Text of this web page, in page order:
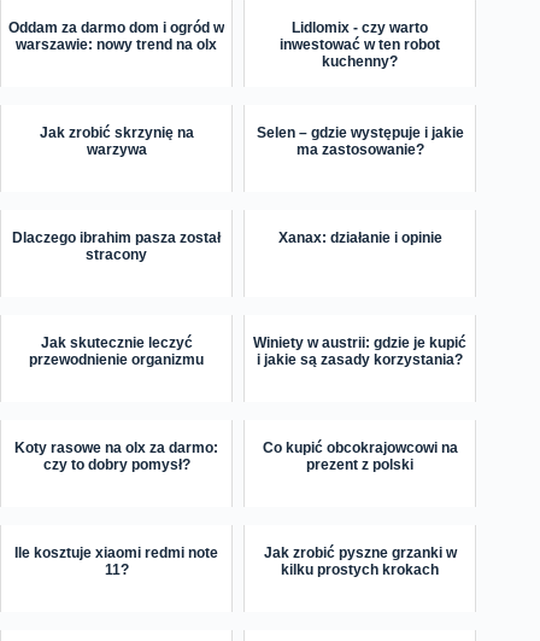
Oddam za darmo dom i ogród w
warszawie: nowy trend na olx
Lidlomix - czy warto
inwestować w ten robot
kuchenny?
Jak zrobić skrzynię na
warzywa
Selen – gdzie występuje i jakie
ma zastosowanie?
Dlaczego ibrahim pasza został
stracony
Xanax: działanie i opinie
Jak skutecznie leczyć
przewodnienie organizmu
Winiety w austrii: gdzie je kupić
i jakie są zasady korzystania?
Koty rasowe na olx za darmo:
czy to dobry pomysł?
Co kupić obcokrajowcowi na
prezent z polski
Ile kosztuje xiaomi redmi note
11?
Jak zrobić pyszne grzanki w
kilku prostych krokach